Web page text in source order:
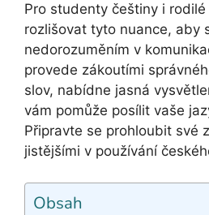
Pro studenty češtiny i
rozlišovat tyto nuance, aby
nedorozuměním v
provede zákoutími
slov, nabídne jasná
vám pomůže posílit vaše
Připravte se prohloubit své
jistějšími v používání
Obsah